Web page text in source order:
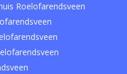
Roelofarendsveen